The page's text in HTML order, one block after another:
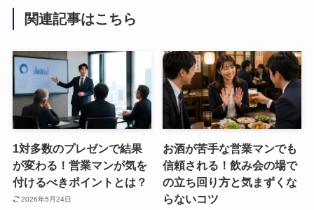
関連記事はこちら
1対多数のプレゼンで結果
が変わる！営業マンが気を
付けるべきポイントとは？
2026年5月24日
お酒が苦手な営業マンでも
信頼される！飲み会の場で
の立ち回り方と気まずくな
らないコツ